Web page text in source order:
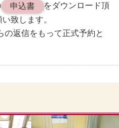
申込書
をダウンロード頂
致します。
の返信をもって正式予約と